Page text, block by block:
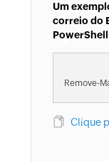
Um
correio do
PowerShell
Remove-
Clique